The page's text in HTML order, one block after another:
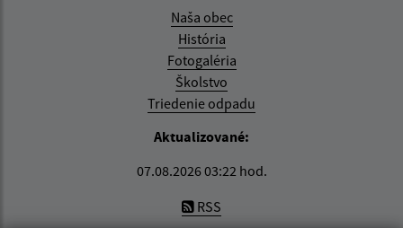
Naša obec
História
Fotogaléria
Školstvo
Triedenie odpadu
Aktualizované:
07.08.2026 03:22 hod.
RSS